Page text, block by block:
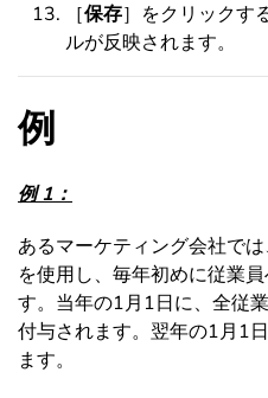
［保存］をクリックす
ルが反映されます。
例
例 1：
あるマーケティング会社で
を使用し、毎年初めに従業
す。当年の1月1日に、全従
付与されます。翌年の1月1
ます。